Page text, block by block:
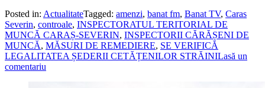
Posted in: ActualitateTagged: amenzi, banat fm, Banat TV, Caras
Severin, controale, INSPECTORATUL TERITORIAL DE
MUNCĂ CARAȘ-SEVERIN, INSPECTORII CĂRĂȘENI DE
MUNCĂ, MĂSURI DE REMEDIERE, SE VERIFICĂ
LEGALITATEA ȘEDERII CETĂȚENILOR STRĂINILasă un
comentariu